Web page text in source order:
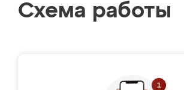
Схема работы